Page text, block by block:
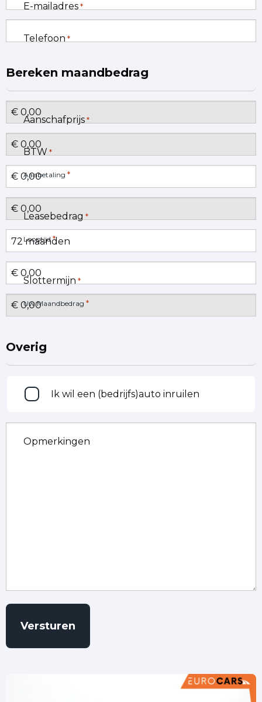
E-mailadres *
Telefoon *
Bereken maandbedrag
Aanschafprijs *
BTW *
Aanbetaling *
Leasebedrag *
Looptijd *
Slottermijn *
Uw Maandbedrag *
Overig
Ik wil een (bedrijfs)auto inruilen
Opmerkingen